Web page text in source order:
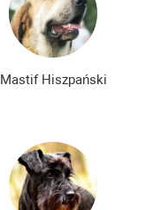
Mastif Hiszpański